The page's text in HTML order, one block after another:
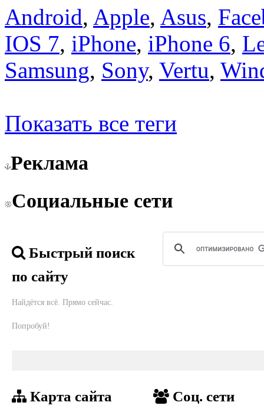
Android, Apple, Asus,
IOS 7, iPhone, iPhone 6,
Samsung, Sony, Vertu,
Показать все теги
Реклама
Социальные сети
Быстрый поиск
по сайту
Найдётся всё. Прямо сейчас.
Попробуй!
Карта сайта Соц. сети